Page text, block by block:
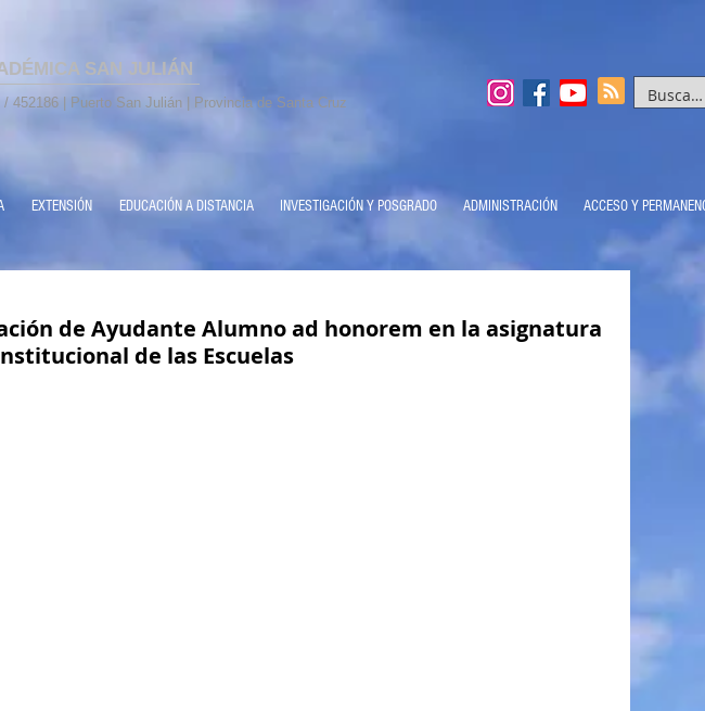
SAN JULIÁN
/ 452186 | Puerto San Julián | Provincia de Santa Cruz
EXTENSIÓN EDUCACIÓN A DISTANCIA INVESTIGACIÓN Y POSGRADO ADMINISTRACIÓN ACCESO Y
de Ayudante Alumno ad honorem en la asignatura
de las Escuelas